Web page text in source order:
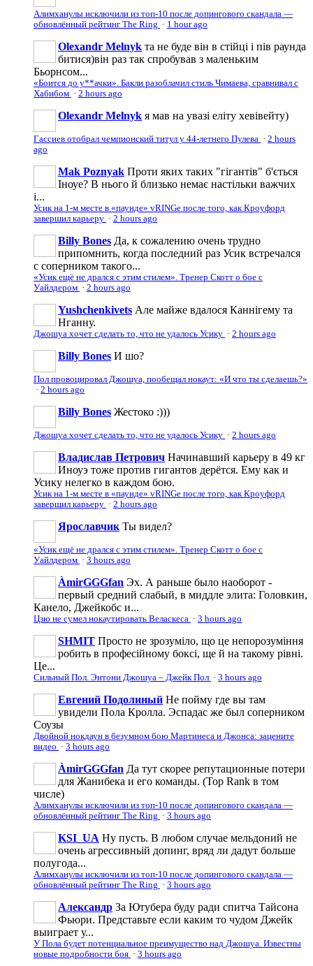
Алимханулы исключили из топ-10 после допингового скандала —
обновлённый рейтинг The Ring · 1 hour ago
Olexandr Melnyk та не буде він в стійці і пів раунда
битися)він раз так спробував з маленьким
Бьорнсом...
«Боится до у**ачки». Бакли разоблачил стиль Чимаева, сравнивал с
Хабибом · 2 hours ago
Olexandr Melnyk я мав на увазі еліту хевівейту)
Гассиев отобрал чемпионский титул у 44-летнего Пулева · 2 hours
ago
Mak Poznyak Проти яких таких "гігантів" б'ється
Іноуе? В нього й близько немає настільки важчих
і...
Усик на 1-м месте в «паунде» vRINGe после того, как Кроуфорд
завершил карьеру · 2 hours ago
Billy Bones Да, к сожалению очень трудно
припомнить, когда последний раз Усик встречался
с соперником такого...
«Усик ещё не дрался с этим стилем». Тренер Скотт о бое с
Уайлдером · 2 hours ago
Yushchenkivets Але майже вдалося Каннігему та
Нганну.
Джошуа хочет сделать то, что не удалось Усику · 2 hours ago
Billy Bones И шо?
Пол провоцировал Джошуа, пообещал нокаут: «И что ты сделаешь?»
· 2 hours ago
Billy Bones Жестоко :)))
Джошуа хочет сделать то, что не удалось Усику · 2 hours ago
Владислав Петрович Начинавший карьеру в 49 кг
Иноуэ тоже против гигантов дерётся. Ему как и
Усику нелегко в каждом бою.
Усик на 1-м месте в «паунде» vRINGe после того, как Кроуфорд
завершил карьеру · 2 hours ago
Ярославчик Ты видел?
«Усик ещё не дрался с этим стилем». Тренер Скотт о бое с
Уайлдером · 3 hours ago
ÀmirGGGfan Эх. А раньше было наоборот -
первый средний слабый, в миддле элита: Головкин,
Канело, Джейкобс и...
Цзю не сумел нокаутировать Веласкеса · 3 hours ago
SHMIT Просто не зрозуміло, що це непорозуміння
робить в професійному боксі, ще й на такому рівні.
Це...
Сильный Пол. Энтони Джошуа – Джейк Пол · 3 hours ago
Евгений Подолиный Не пойму где вы там
увидели Пола Кролла. Эспадас же был соперником
Соузы
Двойной нокдаун в безумном бою Мартинеса и Джонса: зацените
видео · 3 hours ago
ÀmirGGGfan Да тут скорее репутационные потери
для Жанибека и его команды. (Top Rank в том
числе)
Алимханулы исключили из топ-10 после допингового скандала —
обновлённый рейтинг The Ring · 3 hours ago
KSI_UA Ну пусть. В любом случае мельдоний не
очень агрессивньій допинг, вряд ли дадут больше
полугода...
Алимханулы исключили из топ-10 после допингового скандала —
обновлённый рейтинг The Ring · 3 hours ago
Александр За Ютубера буду ради спитча Тайсона
Фьюри. Представьте если каким то чудом Джейк
выиграет у...
У Пола будет потенциальное преимущество над Джошуа. Известны
новые подробности боя · 3 hours ago